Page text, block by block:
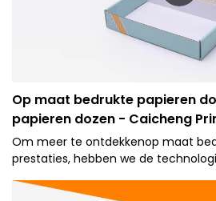
Op maat bedrukte papieren
papieren dozen - Caicheng
Om meer te ontdekkenop maat
prestaties, hebben we de
product solide prestaties levert op